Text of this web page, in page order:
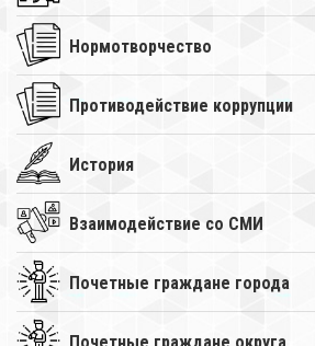
Нормотворчество
Противодействие коррупции
История
Взаимодействие со СМИ
Почетные граждане города